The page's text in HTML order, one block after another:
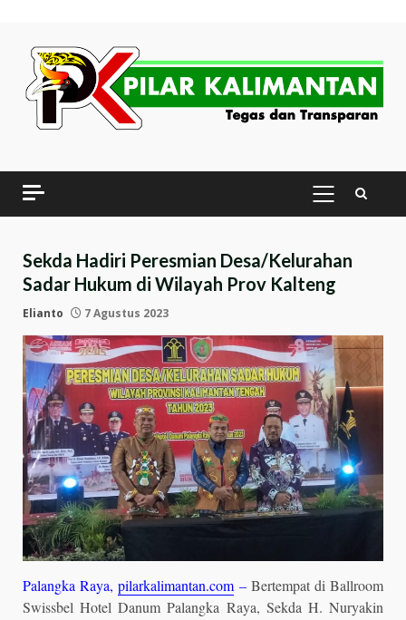
content
PRIMARY
MENU
Sekda Hadiri Peresmian Desa/Kelurahan
Sadar Hukum di Wilayah Prov Kalteng
Elianto 7 Agustus 2023
Palangka Raya, pilarkalimantan.com – Bertempat di Ballroom
Swissbel Hotel Danum Palangka Raya, Sekda H. Nuryakin